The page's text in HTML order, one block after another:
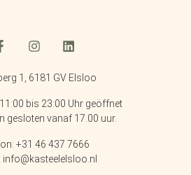
1, 6181 GV Elsloo
bis 23:00 Uhr geöffnet
gesloten vanaf 17.00 uur.
+31 46 437 7666
info@kasteelelsloo.nl